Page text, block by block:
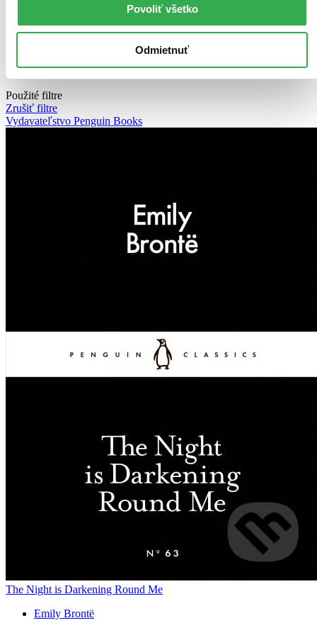
Povoliť všetko
Odmietnuť
Najdrahšie
238 produktov
Použité filtre
Zrušiť filtre
Vydavateľstvo Penguin Books
The Night is Darkening Round Me
Emily Brontë